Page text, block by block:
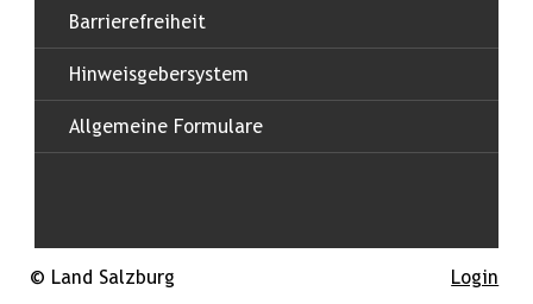
Barrierefreiheit
Hinweisgebersystem
Allgemeine Formulare
© Land Salzburg Login